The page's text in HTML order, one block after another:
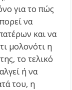
για το πώς
να
και να
μολονότι η
το τελικό
ή να
του, η